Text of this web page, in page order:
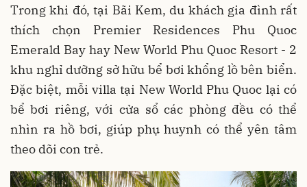
Trong khi đó, tại Bãi Kem, du khách gia đình rất
thích chọn Premier Residences Phu Quoc
Emerald Bay hay New World Phu Quoc Resort - 2
khu nghỉ dưỡng sở hữu bể bơi khổng lồ bên biển.
Đặc biệt, mỗi villa tại New World Phu Quoc lại có
bể bơi riêng, với cửa sổ các phòng đều có thể
nhìn ra hồ bơi, giúp phụ huynh có thể yên tâm
theo dõi con trẻ.